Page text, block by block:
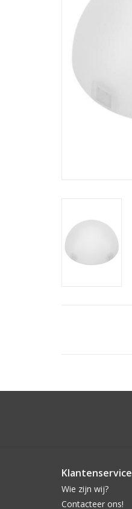
Klantenservice
Wie zijn wij?
Contacteer ons!